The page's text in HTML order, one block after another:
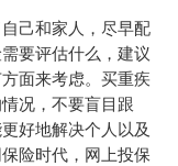
己和家人，尽早配
要评估什么，建议
面来考虑。买重疾
况，不要盲目跟
好地解决个人以及
险时代，网上投保